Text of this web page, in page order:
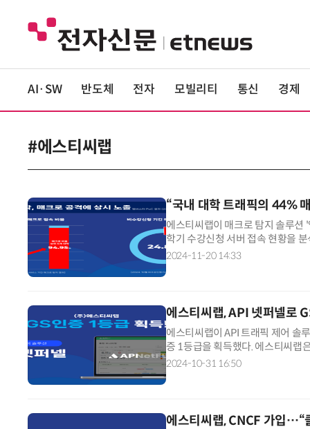
AI·SW 반도체 전자 모빌리티 통신 경제
#에스티씨랩
“국내 대학 트래픽의 44%
에스티씨랩이 매크로 탐지 솔루션
학기 수강신청 서버 접속 현황을
매크로 탐지 비율 상위 5개 대학
2024-11-20 14:33
에스티씨랩, API 넷퍼넬로
에스티씨랩이 API 트래픽 제어 솔
증 1등급을 획득했다. 에스티씨랩
수 있는 자격을 얻었다. 또 조달청,
2024-10-31 16:50
에스티씨랩, CNCF 가입…“